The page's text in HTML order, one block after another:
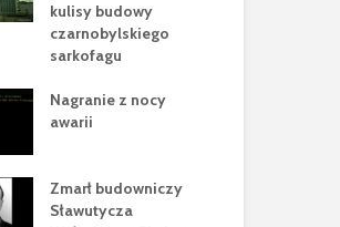
kulisy budowy
czarnobylskiego
sarkofagu
Nagranie z nocy
awarii
Zmarł budowniczy
Sławutycza